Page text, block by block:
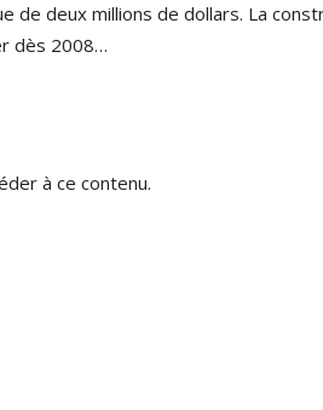
de deux millions de dollars. La
dès 2008…
à ce contenu.